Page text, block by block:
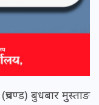
बुधबार मुुस्ताङ